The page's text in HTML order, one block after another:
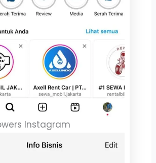
Instagram